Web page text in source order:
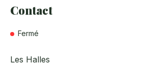
Du 13 Février au 25 Décembre
sauf les semaines de foire (première
Contact
Fermé
Les Halles